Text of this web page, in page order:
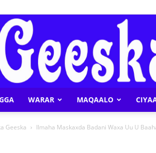
WARAR MAQAALO
Geeska Ilmaha Maskaxda Badani Waxa Uu U